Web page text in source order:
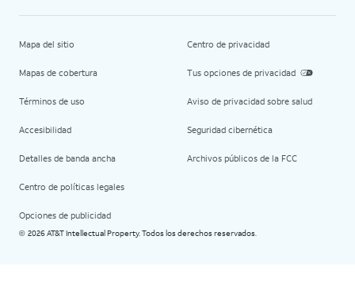
Mapa del sitio
Mapas de cobertura
Términos de uso
Accesibilidad
Detalles de banda ancha
Centro de políticas legales
Opciones de publicidad
Centro de privacidad
Tus opciones de privacidad
Aviso de privacidad sobre salud
Seguridad cibernética
Archivos públicos de la FCC
© 2026 AT&T Intellectual Property. Todos los derechos reservados.